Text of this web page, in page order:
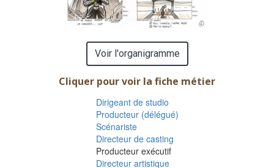
Voir l'organigramme
Cliquer pour voir la fiche métier
Dirigeant de studio
Producteur (délégué)
Scénariste
Directeur de casting
Producteur exécutif
Directeur artistique